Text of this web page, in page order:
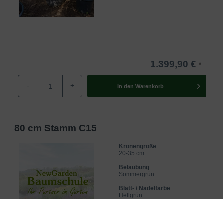
1.399,90 €
- + In den Warenkorb
80 cm Stamm C15
Kronengröße
20-35 cm
Belaubung
Sommergrün
Blatt- / Nadelfarbe
Hellgrün